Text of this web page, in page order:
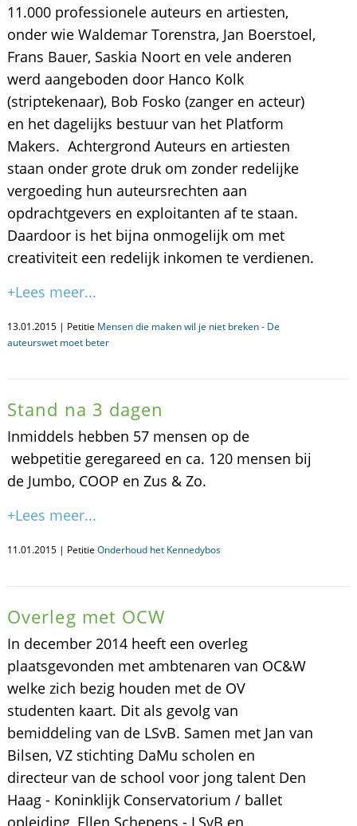
11.000 professionele auteurs en artiesten,
onder wie Waldemar Torenstra, Jan Boerstoel,
Frans Bauer, Saskia Noort en vele anderen
werd aangeboden door Hanco Kolk
(striptekenaar), Bob Fosko (zanger en acteur)
en het dagelijks bestuur van het Platform
Makers. Achtergrond Auteurs en artiesten
staan onder grote druk om zonder redelijke
vergoeding hun auteursrechten aan
opdrachtgevers en exploitanten af te staan.
Daardoor is het bijna onmogelijk om met
creativiteit een redelijk inkomen te verdienen.
+Lees meer...
13.01.2015 | Petitie Mensen die maken wil je niet breken - De
auteurswet moet beter
Stand na 3 dagen
Inmiddels hebben 57 mensen op de
webpetitie geregareed en ca. 120 mensen bij
de Jumbo, COOP en Zus & Zo.
+Lees meer...
11.01.2015 | Petitie Onderhoud het Kennedybos
Overleg met OCW
In december 2014 heeft een overleg
plaatsgevonden met ambtenaren van OC&W
welke zich bezig houden met de OV
studenten kaart. Dit als gevolg van
bemiddeling van de LSvB. Samen met Jan van
Bilsen, VZ stichting DaMu scholen en
directeur van de school voor jong talent Den
Haag - Koninklijk Conservatorium / ballet
opleiding, Ellen Schepens - LSvB en